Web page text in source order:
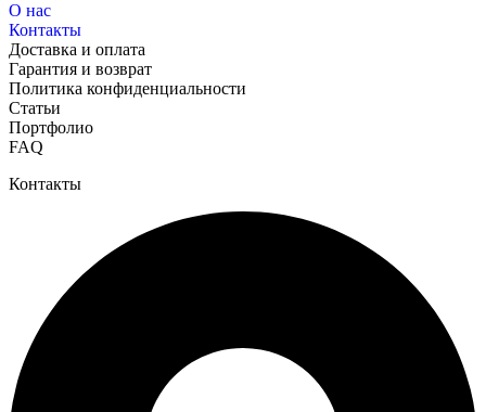
О нас
Контакты
Доставка и оплата
Гарантия и возврат
Политика конфиденциальности
Статьи
Портфолио
FAQ
Контакты